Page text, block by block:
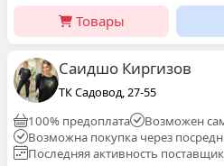
Товары
Саидшо Киргизов
ТК Садовод, 27-55
100% предоплата
Возможен
Возможна покупка через
Последняя активность